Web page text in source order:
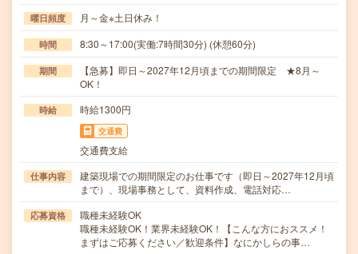
曜日頻度 月～金※土日休み！
時間 8:30～17:00(実働:7時間30分) (休憩60分)
期間
【急募】即日～2027年12月頃までの期間限定 ★8月～
OK！
時給 時給1300円
交通費
交通費支給
仕事内容
建築現場での期間限定のお仕事です（即日～2027年12月頃
まで）、現場事務として、資料作成、電話対応…
応募資格
職種未経験OK
職種未経験OK！業界未経験OK！【こんな方におススメ！
まずはご応募ください／歓迎条件】なにかしらの事…